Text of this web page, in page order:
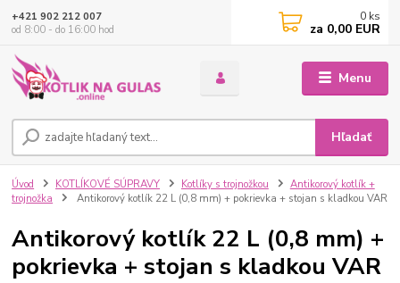
Menu
Hľadať
+421 902 212 007
od 8:00 - do 16:00 hod
0 ks
za 0,00 EUR
Úvod KOTLÍKOVÉ SÚPRAVY Kotlíky s trojnožkou
Antikorový kotlík +
trojnožka
Antikorový kotlík 22 L (0,8 mm) + pokrievka + stojan s kladkou VAR
Antikorový kotlík 22 L (0,8 mm) +
pokrievka + stojan s kladkou VAR